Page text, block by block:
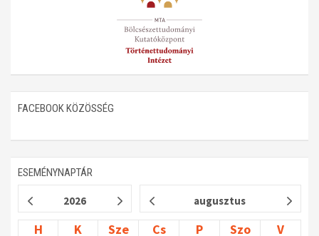
FACEBOOK KÖZÖSSÉG
ESEMÉNYNAPTÁR
2026 augusztus
H K Sze Cs P Szo V